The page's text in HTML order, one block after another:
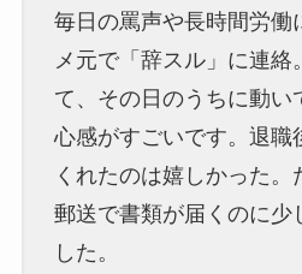
毎日の罵声や長時間労働
メ元で「辞スル」に連
て、その日のうちに動い
心感がすごいです。退職
くれたのは嬉しかった。
郵送で書類が届くのに少
した。